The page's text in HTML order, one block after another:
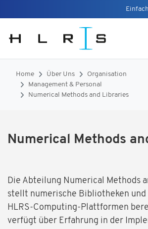
Home Über Uns
Organisation
Management & Personal
Numerical Methods and Libraries
Numerical Methods
Die Abteilung Numerical Methods
stellt numerische Bibliotheken
HLRS-Computing-Plattformen
verfügt über Erfahrung in der